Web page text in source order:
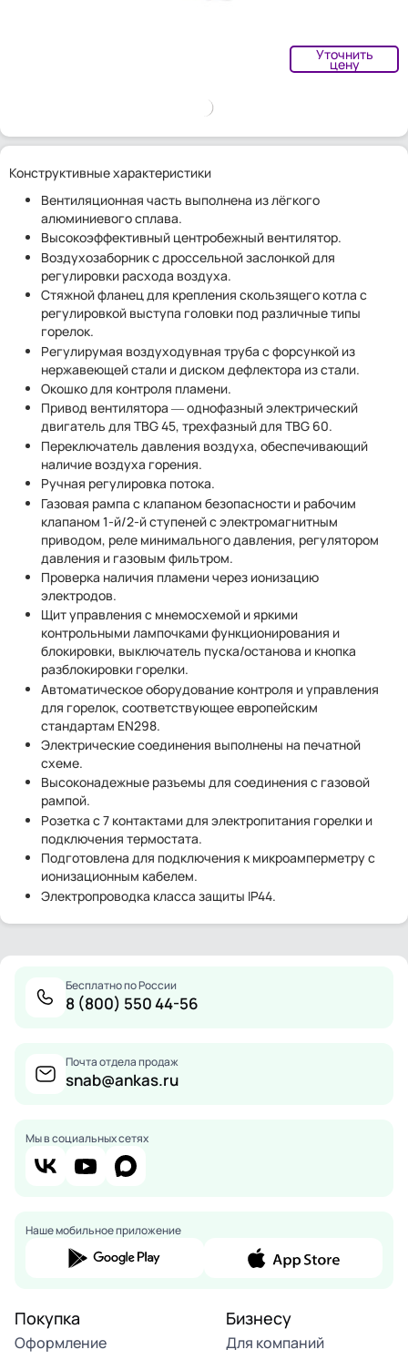
Уточнить
цену
Конструктивные характеристики
Вентиляционная часть выполнена из лёгкого
алюминиевого сплава.
Высокоэффективный центробежный вентилятор.
Воздухозаборник с дроссельной заслонкой для
регулировки расхода воздуха.
Стяжной фланец для крепления скользящего котла с
регулировкой выступа головки под различные типы
горелок.
Регулирумая воздуходувная труба с форсункой из
нержавеющей стали и диском дефлектора из стали.
Окошко для контроля пламени.
Привод вентилятора ― однофазный электрический
двигатель для TBG 45, трехфазный для TBG 60.
Переключатель давления воздуха, обеспечивающий
наличие воздуха горения.
Ручная регулировка потока.
Газовая рампа с клапаном безопасности и рабочим
клапаном 1-й/2-й ступеней с электромагнитным
приводом, реле минимального давления, регулятором
давления и газовым фильтром.
Проверка наличия пламени через ионизацию
электродов.
Щит управления с мнемосхемой и яркими
контрольными лампочками функционирования и
блокировки, выключатель пуска/останова и кнопка
разблокировки горелки.
Автоматическое оборудование контроля и управления
для горелок, соответствующее европейским
стандартам EN298.
Электрические соединения выполнены на печатной
схеме.
Высоконадежные разъемы для соединения с газовой
рампой.
Розетка с 7 контактами для электропитания горелки и
подключения термостата.
Подготовлена для подключения к микроамперметру с
ионизационным кабелем.
Электропроводка класса защиты IP44.
Бесплатно по России
8 (800) 550 44-56
Почта отдела продаж
snab@ankas.ru
Мы в социальных сетях
Наше мобильное приложение
Покупка
Оформление
Бизнесу
Для компаний